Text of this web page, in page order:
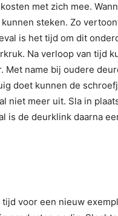
met zich mee.
steken. Zo
is het tijd om dit
Na verloop van tijd
Met name bij oudere
doet kunnen de
niet meer uit. Sla in
is de deurklink daarna
voor een nieuw